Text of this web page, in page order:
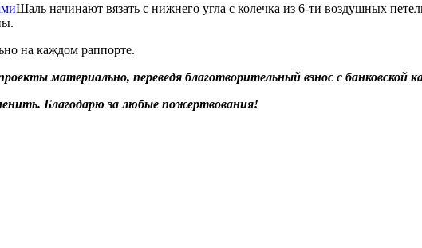
Шаль начинают вязать с нижнего угла с колечка из 6-ти воздушных
на каждом раппорте.
материально, переведя благотворительный взнос с банковской
Благодарю за любые пожертвования!